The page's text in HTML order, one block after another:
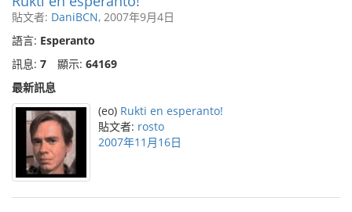
貼文者: DaniBCN, 2007年9月4日
語言: Esperanto
訊息: 7 顯示: 64169
最新訊息
(eo) Rukti en esperanto!
貼文者: rosto
2007年11月16日